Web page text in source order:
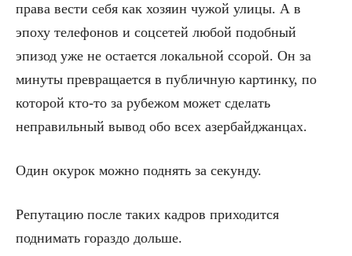
права вести себя как хозяин чужой улицы. А в
эпоху телефонов и соцсетей любой подобный
эпизод уже не остается локальной ссорой. Он за
минуты превращается в публичную картинку, по
которой кто-то за рубежом может сделать
неправильный вывод обо всех азербайджанцах.
Один окурок можно поднять за секунду.
Репутацию после таких кадров приходится
поднимать гораздо дольше.